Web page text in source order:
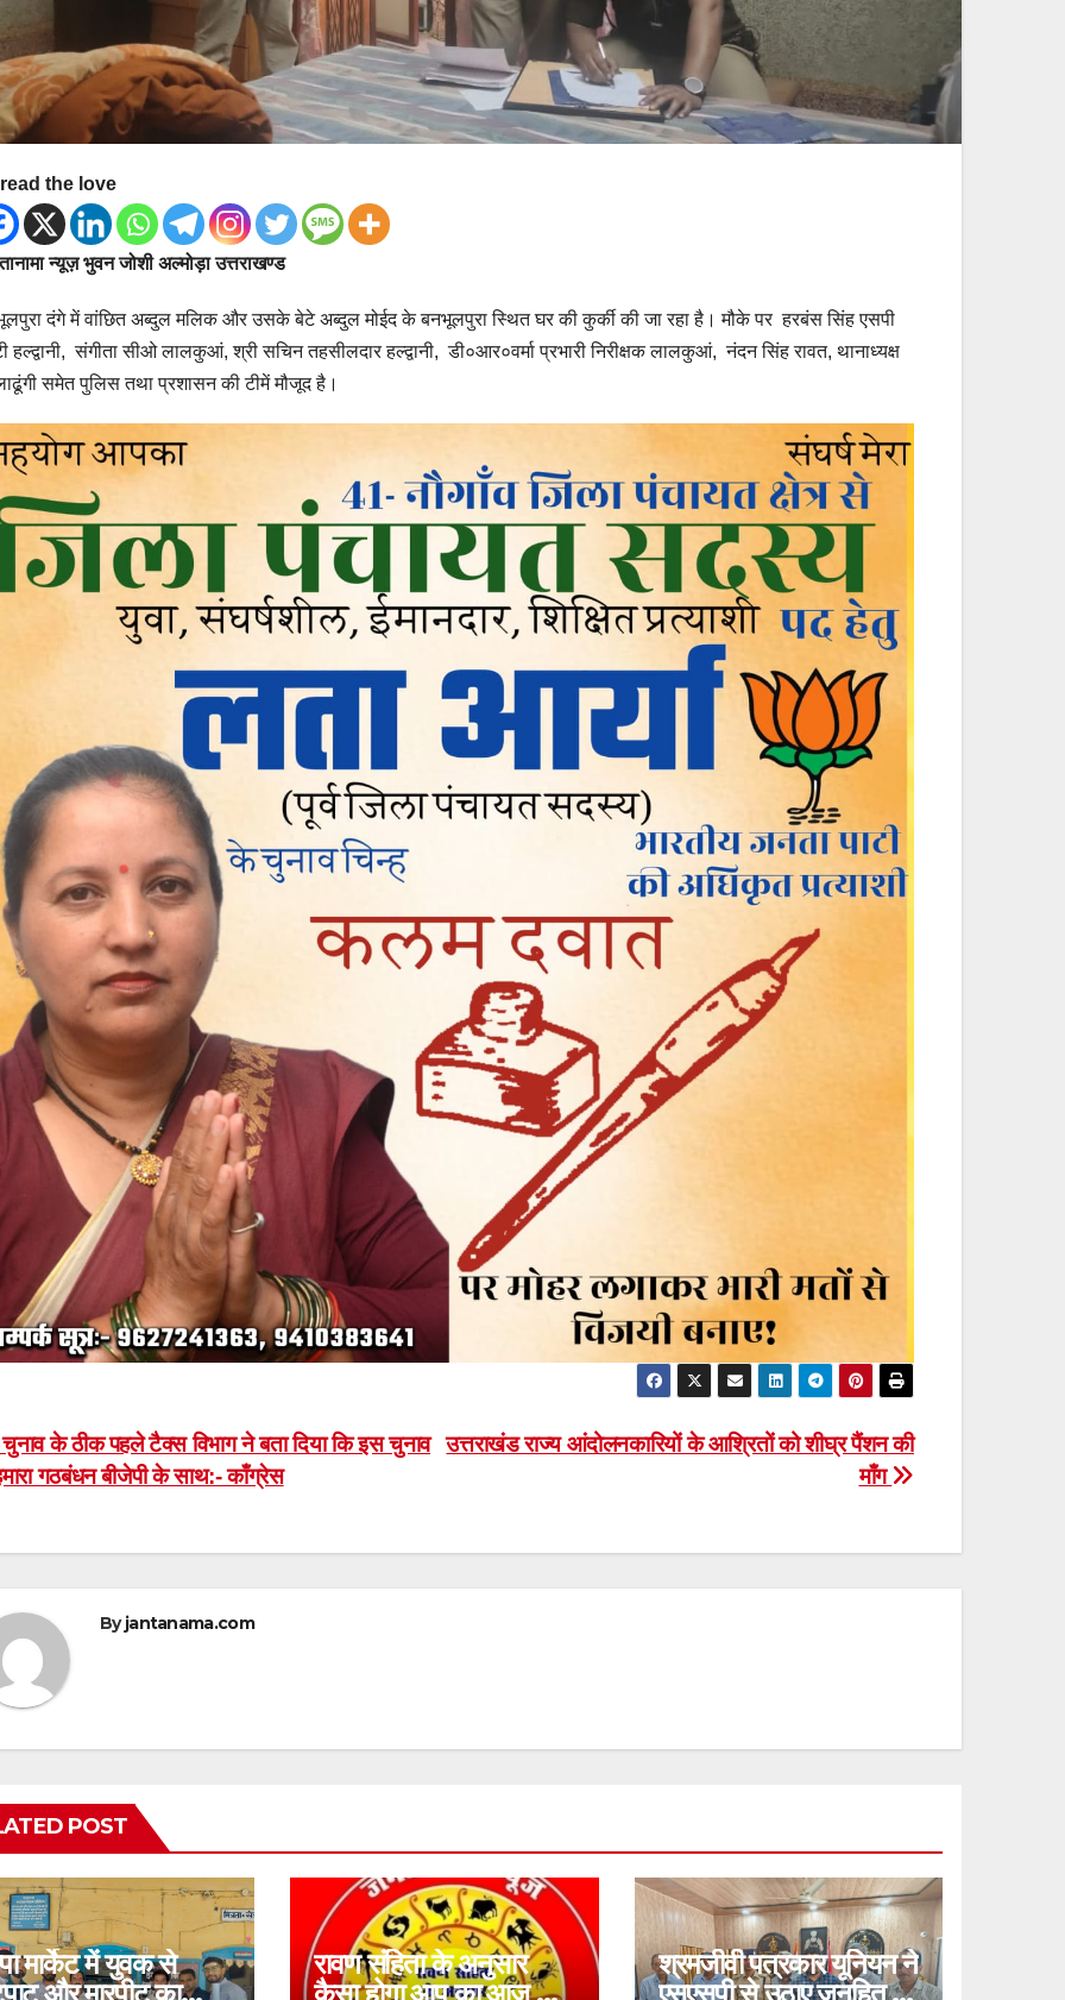
the love
न्यूज़ भुवन जोशी अल्मोड़ा उत्तराखण्ड
दंगे में वांछित अब्दुल मलिक और उसके बेटे अब्दुल मोईद के बनभूलपुरा स्थित घर की कुर्की की जा रहा है। मौके पर हरबंस सिंह एसपी
हल्द्वानी, संगीता सीओ लालकुआं, श्री सचिन तहसीलदार हल्द्वानी, डी०आर०वर्मा प्रभारी निरीक्षक लालकुआं, नंदन सिंह रावत, थानाध्यक्ष
समेत पुलिस तथा प्रशासन की टीमें मौजूद है।
उत्तराखंड राज्य आंदोलनकारियों के आश्रितों को शीघ्र पैंशन की
माँग
के ठीक पहले टैक्स विभाग ने बता दिया कि इस चुनाव
गठबंधन बीजेपी के साथ:- काँग्रेस
Byjantanama.com
POST
मार्केट में युवक से
रावण संहिता के अनुसार
श्रमजीवी पत्रकार यूनियन ने